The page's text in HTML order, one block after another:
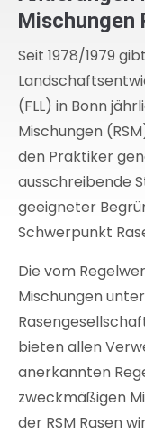
Mischungen
Seit 1978/1979
(FLL) in Bonn
Mischungen
den Praktiker
ausschreibende
geeigneter
Schwerpunkt
Die vom
Mischungen
bieten allen
anerkannten
zweckmäßigen
der RSM Rasen